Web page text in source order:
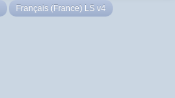
Français (France) LS v4